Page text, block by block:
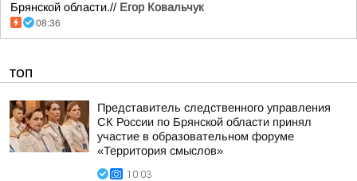
Брянской области.// Егор Ковальчук
08:36
ТОП
Представитель следственного управления
СК России по Брянской области принял
участие в образовательном форуме
«Территория смыслов»
10:03